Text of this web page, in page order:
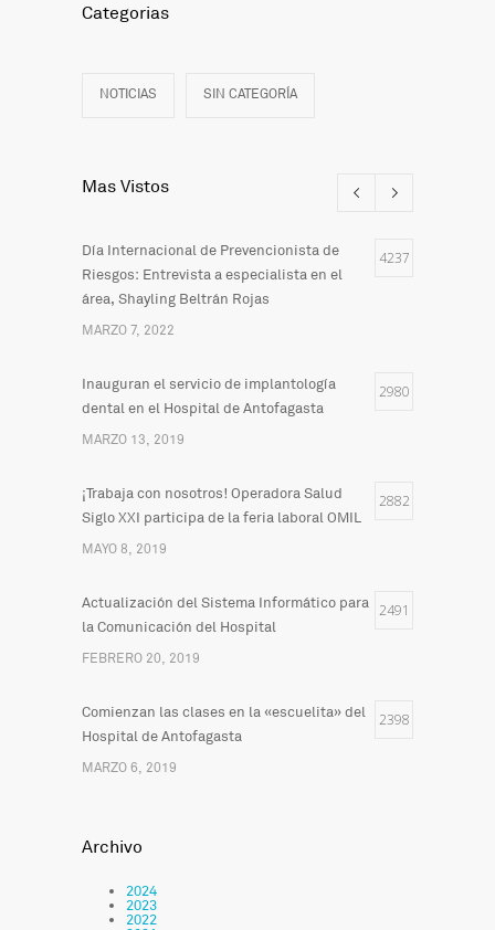
Categorias
NOTICIAS SIN CATEGORÍA
Mas Vistos
Día Internacional de Prevencionista de
Riesgos: Entrevista a especialista en el
área, Shayling Beltrán Rojas
4237
MARZO 7, 2022
Inauguran el servicio de implantología
dental en el Hospital de Antofagasta
2980
MARZO 13, 2019
¡Trabaja con nosotros! Operadora Salud
Siglo XXI participa de la feria laboral OMIL
2882
MAYO 8, 2019
Actualización del Sistema Informático para
la Comunicación del Hospital
2491
FEBRERO 20, 2019
Comienzan las clases en la «escuelita» del
Hospital de Antofagasta
2398
MARZO 6, 2019
Archivo
2024
2023
2022